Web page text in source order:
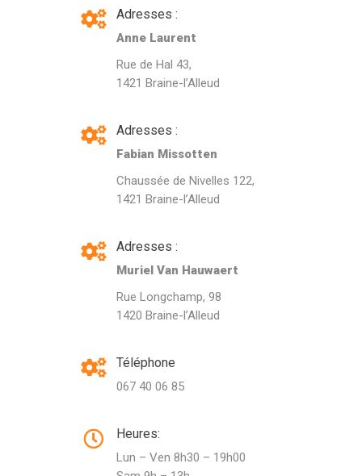
Adresses :
Anne Laurent
Rue de Hal 43,
1421 Braine-l’Alleud
Adresses :
Fabian Missotten
Chaussée de Nivelles 122,
1421 Braine-l’Alleud
Adresses :
Muriel Van Hauwaert
Rue Longchamp, 98
1420 Braine-l’Alleud
Téléphone
067 40 06 85
Heures:
Lun – Ven 8h30 – 19h00